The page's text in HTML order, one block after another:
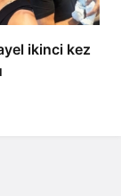
ikinci kez